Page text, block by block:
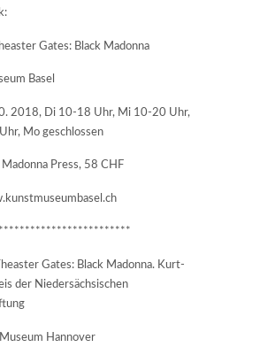
Gates: Black Madonna
Basel
2018, Di 10-18 Uhr, Mi 10-20 Uhr,
Mo geschlossen
Madonna Press, 58 CHF
Gates: Black Madonna. Kurt-
der Niedersächsischen
Hannover